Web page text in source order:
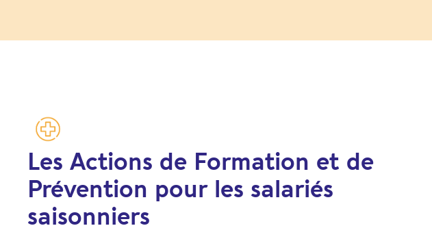
Les Actions de Formation et de
Prévention pour les salariés
saisonniers